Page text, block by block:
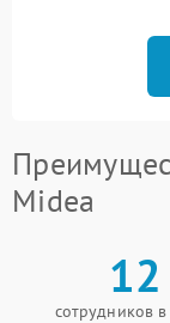
Midea
12
сотрудников